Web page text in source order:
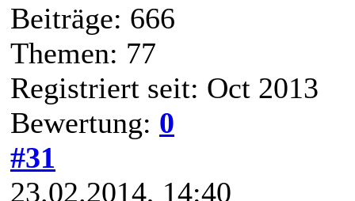
Beiträge: 666
Themen: 77
Registriert seit: Oct 2013
Bewertung: 0
#31
23.02.2014, 14:40